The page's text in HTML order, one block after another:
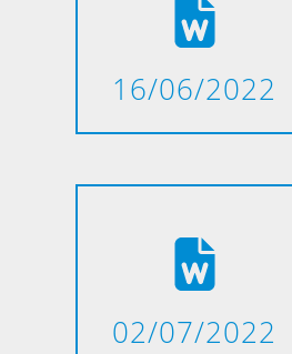
16/06/2022
02/07/2022